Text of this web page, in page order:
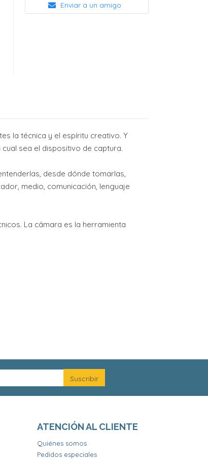
Enviar a un amigo
la técnica y el espíritu creativo. Y
sea el dispositivo de captura.
desde dónde tomarlas,
medio, comunicación, lenguaje
La cámara es la herramienta
ATENCIÓN AL CLIENTE
Quiénes somos
Pedidos especiales